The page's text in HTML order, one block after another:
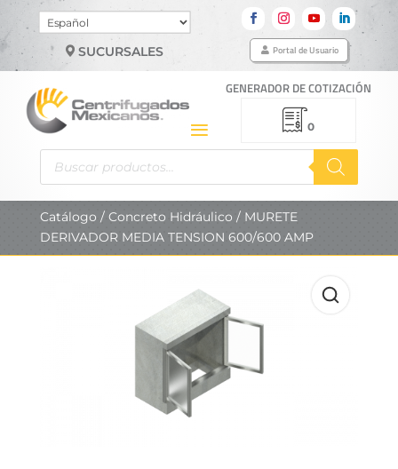
Elegir
un
idiomaSUCURSALES Portal de Usuario
GENERADOR DE COTIZACIÓN
0
Búsqueda
productos
Catálogo / Concreto Hidráulico / MURETE
DERIVADOR MEDIA TENSION 600/600 AMP